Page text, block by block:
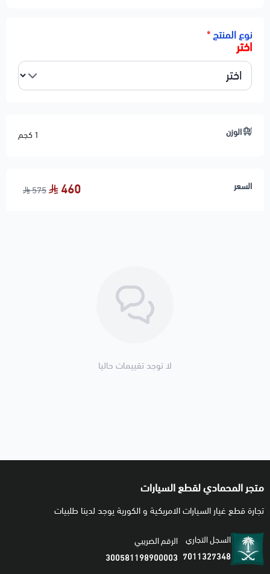
نوع المنتج*
اختر
الوزن 1 كجم
السعر 460
575
لا توجد تقييمات حاليا
متجر المحمادي لقطع السيارات
تجارة قطع غيار السيارات الامريكية و الكورية يوجد لدينا طلبيات
السجل التجاري
7011327348
الرقم الضريبي
300581198900003